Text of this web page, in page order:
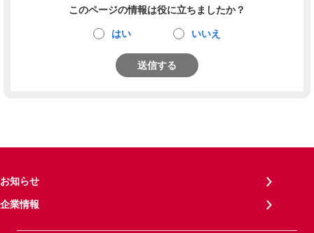
このページの情報は役に立ちましたか？
はい いいえ
送信する
お知らせ
企業情報